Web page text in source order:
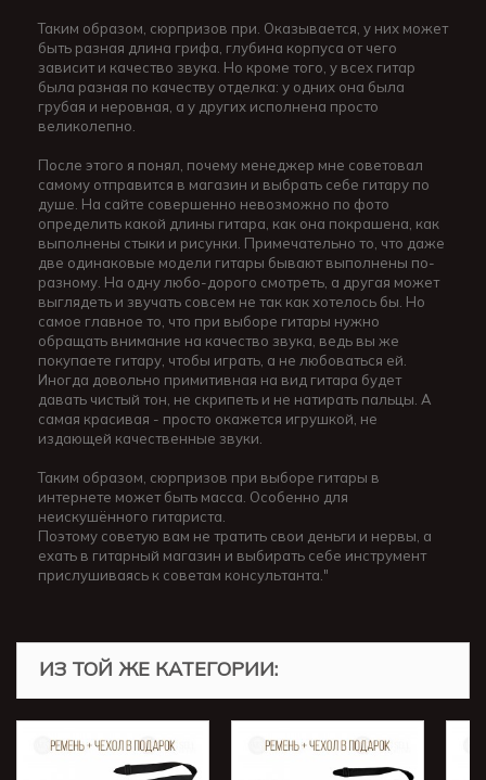
Таким образом, сюрпризов при. Оказывается, у них может
быть разная длина грифа, глубина корпуса от чего
зависит и качество звука. Но кроме того, у всех гитар
была разная по качеству отделка: у одних она была
грубая и неровная, а у других исполнена просто
великолепно.
После этого я понял, почему менеджер мне советовал
самому отправится в магазин и выбрать себе гитару по
душе. На сайте совершенно невозможно по фото
определить какой длины гитара, как она покрашена, как
выполнены стыки и рисунки. Примечательно то, что даже
две одинаковые модели гитары бывают выполнены по-
разному. На одну любо-дорого смотреть, а другая может
выглядеть и звучать совсем не так как хотелось бы. Но
самое главное то, что при выборе гитары нужно
обращать внимание на качество звука, ведь вы же
покупаете гитару, чтобы играть, а не любоваться ей.
Иногда довольно примитивная на вид гитара будет
давать чистый тон, не скрипеть и не натирать пальцы. А
самая красивая - просто окажется игрушкой, не
издающей качественные звуки.
Таким образом, сюрпризов при выборе гитары в
интернете может быть масса. Особенно для
неискушённого гитариста.
Поэтому советую вам не тратить свои деньги и нервы, а
ехать в гитарный магазин и выбирать себе инструмент
прислушиваясь к советам консультанта."
ИЗ ТОЙ ЖЕ КАТЕГОРИИ: